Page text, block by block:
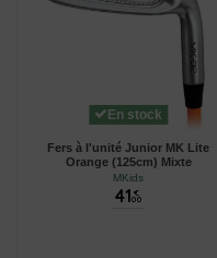
En stock
Fers à l'unité Junior MK Lite
Orange (125cm) Mixte
MKids
41 €
00